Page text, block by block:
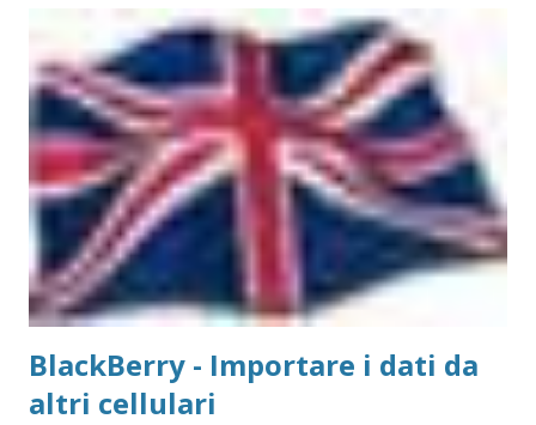
non è necessario scegliere tra moltissimi modelli, ma si
gestisce in modo più semplice. Purtroppo sul Mac non è
possibile (allo stato attuale) collegare print server di tipo
TP-Link, ovvero replicatori di porta USB su Lan, in quanto
non esiste un driver adatto. Detto questo, consideriamo la
stampante che vogliamo collegare al Mac. Il caso che
abbiamo usato nei precedenti post,...
BlackBerry - Importare i dati da
altri cellulari